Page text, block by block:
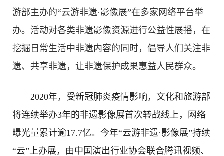
非遗大集
非遗 大数据
游部主办的“云游非遗·影像展”在多家网络平台举
办。活动对各类非遗影像资源进行公益性展播，在
挖掘日常生活中非遗内容的同时，倡导人们关注非
遗、共享非遗，让非遗保护成果惠益人民群众。
2020年，受新冠肺炎疫情影响，文化和旅游部
将连续举办3年的非遗影像展首次转战线上，网络
曝光量累计逾17.7亿。今年“云游非遗·影像展”持续
“云”上办展，由中国演出行业协会联合腾讯视频、